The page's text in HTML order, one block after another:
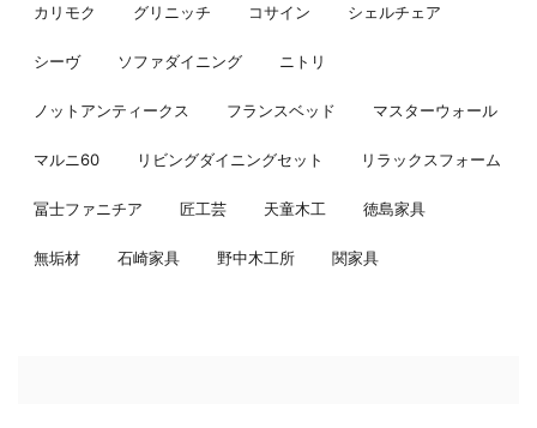
カリモク グリニッチ コサイン シェルチェア
シーヴ ソファダイニング ニトリ
ノットアンティークス フランスベッド マスターウォール
マルニ60 リビングダイニングセット リラックスフォーム
冨士ファニチア 匠工芸 天童木工 徳島家具
無垢材 石崎家具 野中木工所 関家具